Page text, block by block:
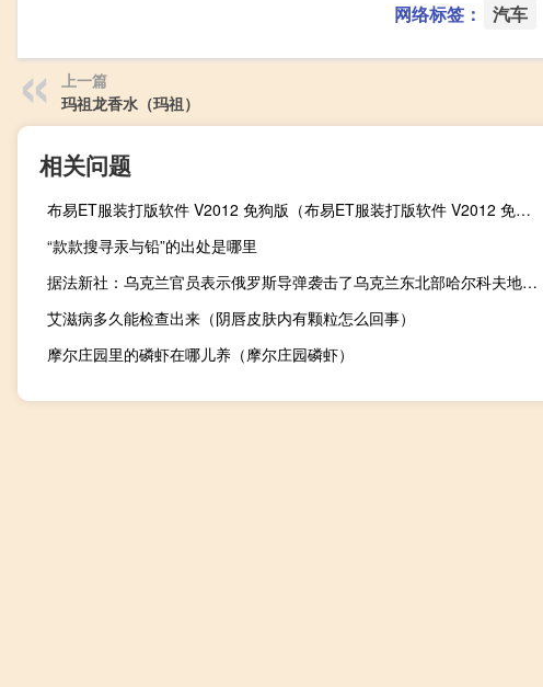
网络标签： 汽车
上一篇
玛祖龙香水（玛祖）
相关问题
布易ET服装打版软件 V2012 免狗版（布易ET服装打版软件 V2012 免狗版功能简介）
“款款搜寻汞与铅”的出处是哪里
据法新社：乌克兰官员表示俄罗斯导弹袭击了乌克兰东北部哈尔科夫地区的一个邮政仓库造成至少6名邮政工人死亡17人受伤
艾滋病多久能检查出来（阴唇皮肤内有颗粒怎么回事）
摩尔庄园里的磷虾在哪儿养（摩尔庄园磷虾）